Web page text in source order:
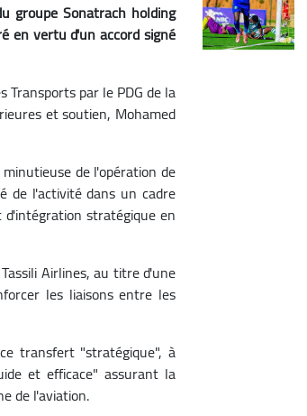
groupe Sonatrach holding
en vertu d'un accord signé
Transports par le PDG de la
et soutien, Mohamed
de l'opération de
l'activité dans un cadre
stratégique en
Airlines, au titre d'une
les liaisons entre les
transfert "stratégique", à
et efficace" assurant la
de l'aviation.